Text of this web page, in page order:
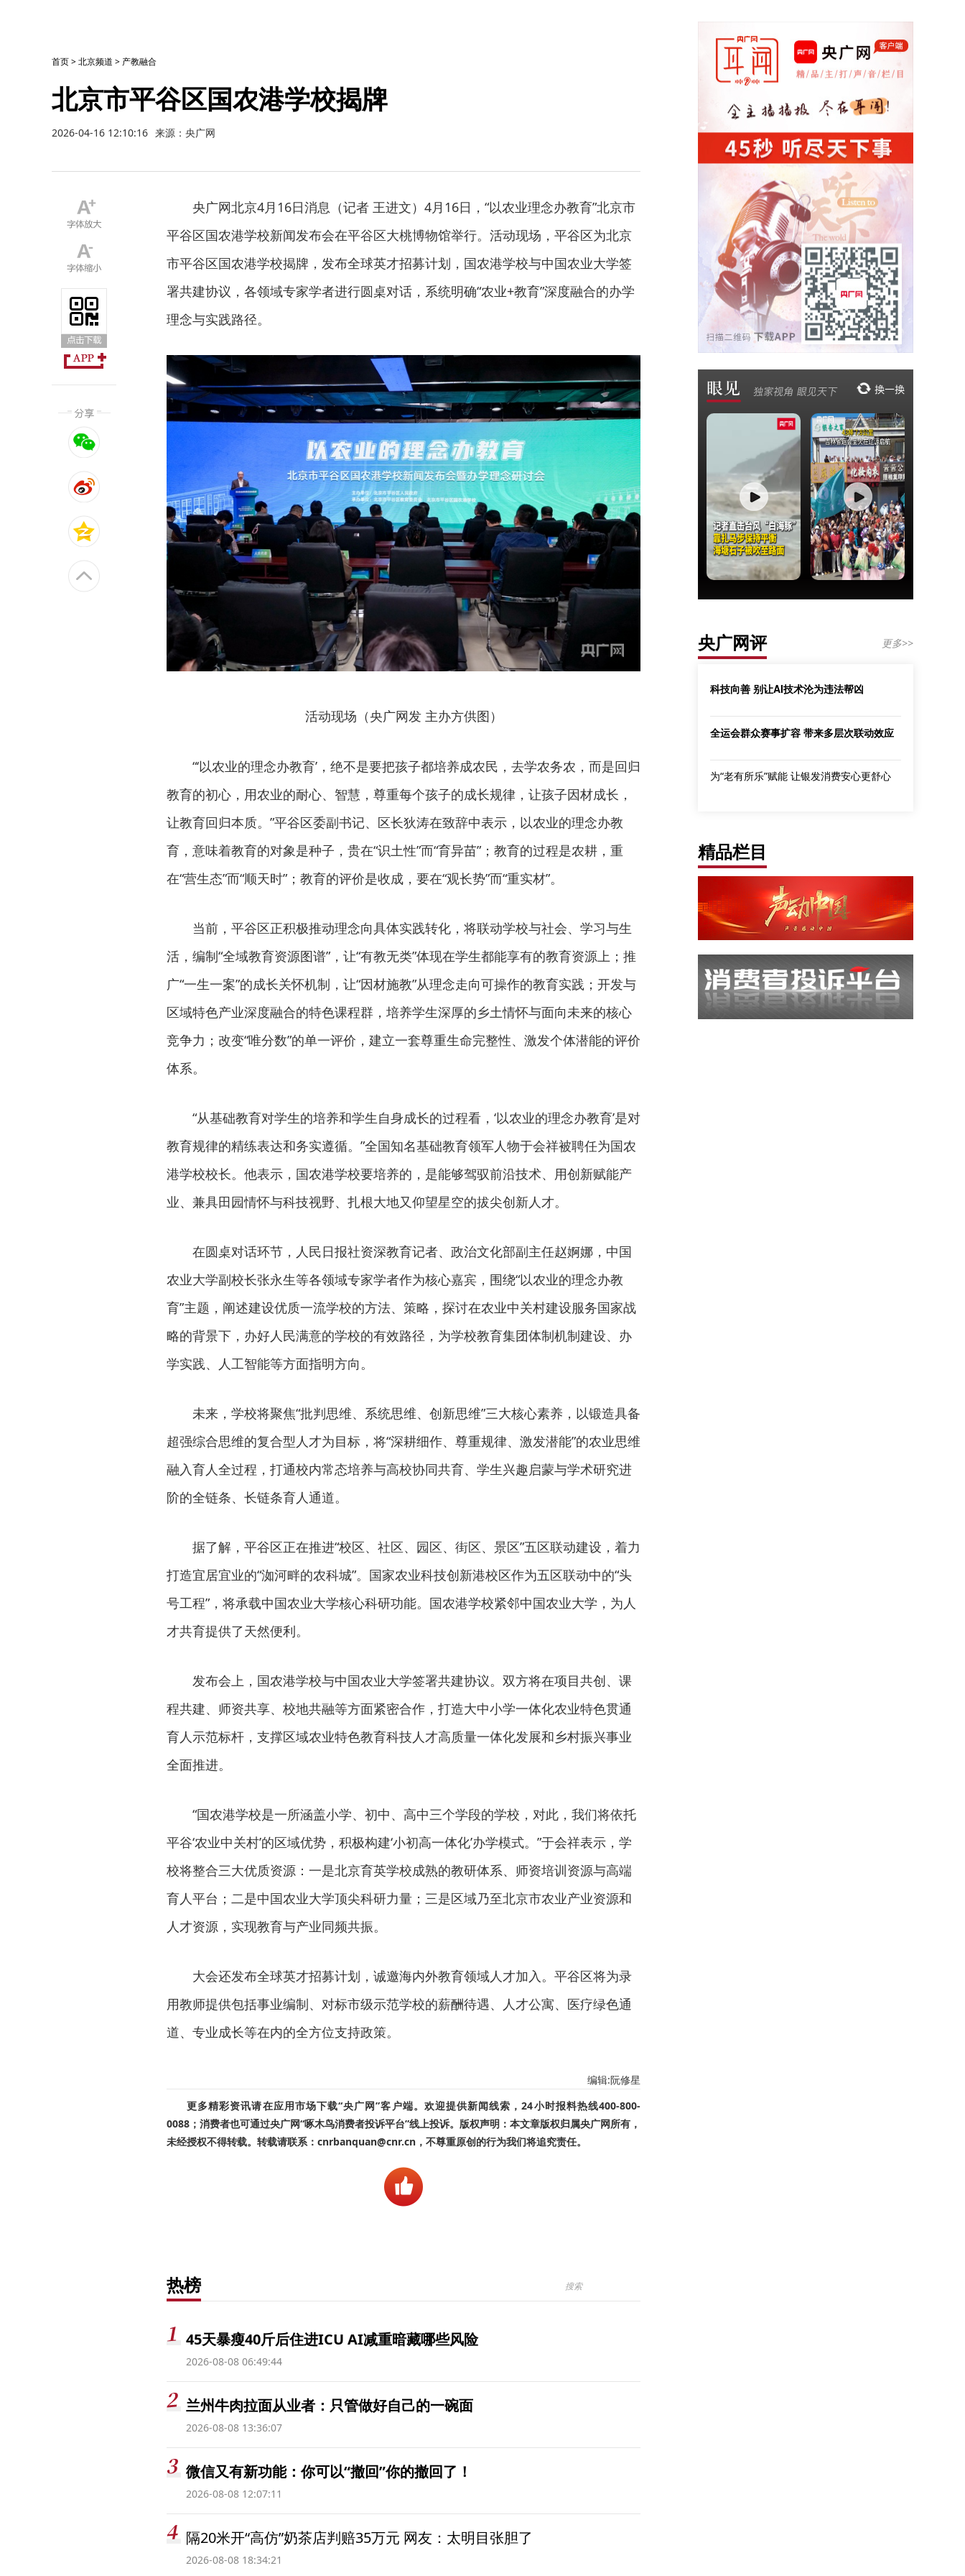
首页>北京频道 > 产教融合
北京市平谷区国农港学校揭牌
2026-04-16 12:10:16 来源：央广网
央广网北京4月16日消息（记者 王进文）4月16日，“以农业理念办教育”北京市
平谷区国农港学校新闻发布会在平谷区大桃博物馆举行。活动现场，平谷区为北京
市平谷区国农港学校揭牌，发布全球英才招募计划，国农港学校与中国农业大学签
署共建协议，各领域专家学者进行圆桌对话，系统明确“农业+教育”深度融合的办学
理念与实践路径。
活动现场（央广网发 主办方供图）
“‘以农业的理念办教育’，绝不是要把孩子都培养成农民，去学农务农，而是回归
教育的初心，用农业的耐心、智慧，尊重每个孩子的成长规律，让孩子因材成长，
让教育回归本质。”平谷区委副书记、区长狄涛在致辞中表示，以农业的理念办教
育，意味着教育的对象是种子，贵在“识土性”而“育异苗”；教育的过程是农耕，重
在“营生态”而“顺天时”；教育的评价是收成，要在“观长势”而“重实材”。
当前，平谷区正积极推动理念向具体实践转化，将联动学校与社会、学习与生
活，编制“全域教育资源图谱”，让“有教无类”体现在学生都能享有的教育资源上；推
广“一生一案”的成长关怀机制，让“因材施教”从理念走向可操作的教育实践；开发与
区域特色产业深度融合的特色课程群，培养学生深厚的乡土情怀与面向未来的核心
竞争力；改变“唯分数”的单一评价，建立一套尊重生命完整性、激发个体潜能的评价
体系。
“从基础教育对学生的培养和学生自身成长的过程看，‘以农业的理念办教育’是对
教育规律的精练表达和务实遵循。”全国知名基础教育领军人物于会祥被聘任为国农
港学校校长。他表示，国农港学校要培养的，是能够驾驭前沿技术、用创新赋能产
业、兼具田园情怀与科技视野、扎根大地又仰望星空的拔尖创新人才。
在圆桌对话环节，人民日报社资深教育记者、政治文化部副主任赵婀娜，中国
农业大学副校长张永生等各领域专家学者作为核心嘉宾，围绕“以农业的理念办教
育”主题，阐述建设优质一流学校的方法、策略，探讨在农业中关村建设服务国家战
略的背景下，办好人民满意的学校的有效路径，为学校教育集团体制机制建设、办
学实践、人工智能等方面指明方向。
未来，学校将聚焦“批判思维、系统思维、创新思维”三大核心素养，以锻造具备
超强综合思维的复合型人才为目标，将“深耕细作、尊重规律、激发潜能”的农业思维
融入育人全过程，打通校内常态培养与高校协同共育、学生兴趣启蒙与学术研究进
阶的全链条、长链条育人通道。
据了解，平谷区正在推进“校区、社区、园区、街区、景区”五区联动建设，着力
打造宜居宜业的“洳河畔的农科城”。国家农业科技创新港校区作为五区联动中的“头
号工程”，将承载中国农业大学核心科研功能。国农港学校紧邻中国农业大学，为人
才共育提供了天然便利。
发布会上，国农港学校与中国农业大学签署共建协议。双方将在项目共创、课
程共建、师资共享、校地共融等方面紧密合作，打造大中小学一体化农业特色贯通
育人示范标杆，支撑区域农业特色教育科技人才高质量一体化发展和乡村振兴事业
全面推进。
“国农港学校是一所涵盖小学、初中、高中三个学段的学校，对此，我们将依托
平谷‘农业中关村’的区域优势，积极构建‘小初高一体化’办学模式。”于会祥表示，学
校将整合三大优质资源：一是北京育英学校成熟的教研体系、师资培训资源与高端
育人平台；二是中国农业大学顶尖科研力量；三是区域乃至北京市农业产业资源和
人才资源，实现教育与产业同频共振。
大会还发布全球英才招募计划，诚邀海内外教育领域人才加入。平谷区将为录
用教师提供包括事业编制、对标市级示范学校的薪酬待遇、人才公寓、医疗绿色通
道、专业成长等在内的全方位支持政策。
编辑:阮修星
更多精彩资讯请在应用市场下载“央广网”客户端。欢迎提供新闻线索，24小时报料热线400-800-
0088；消费者也可通过央广网“啄木鸟消费者投诉平台”线上投诉。版权声明：本文章版权归属央广网所有，
未经授权不得转载。转载请联系：cnrbanquan@cnr.cn，不尊重原创的行为我们将追究责任。
热榜
45天暴瘦40斤后住进ICU AI减重暗藏哪些风险
2026-08-08 06:49:44
兰州牛肉拉面从业者：只管做好自己的一碗面
2026-08-08 13:36:07
微信又有新功能：你可以“撤回”你的撤回了！
2026-08-08 12:07:11
隔20米开“高仿”奶茶店判赔35万元 网友：太明目张胆了
2026-08-08 18:34:21
央广网评 更多>>
科技向善 别让AI技术沦为违法帮凶
全运会群众赛事扩容 带来多层次联动效应
为“老有所乐”赋能 让银发消费安心更舒心
精品栏目